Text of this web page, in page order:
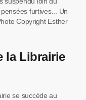
furtives... Un
Copyright Esther
la Librairie
se succède au